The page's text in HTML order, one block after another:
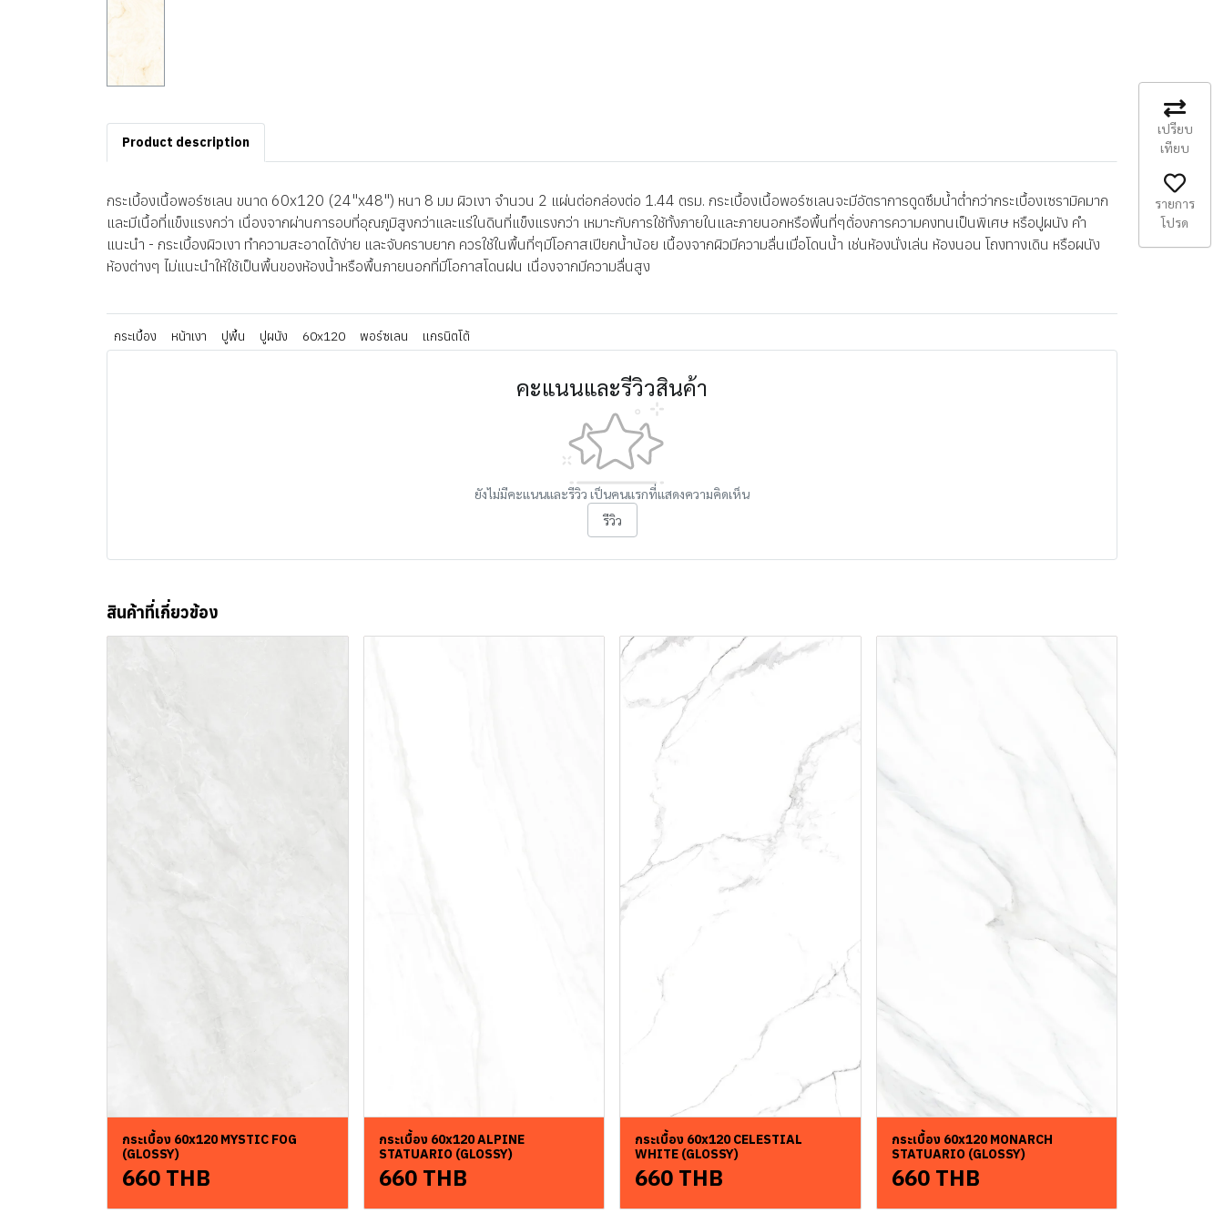
Product description
กระเบื้องเนื้อพอร์ซเลน ขนาด 60x120 (24"x48") หนา 8 มม ผิวเงา จำนวน 2 แผ่นต่อกล่องต่อ 1.44 ตรม. กระเบื้องเนื้อพอร์ซเลนจะมีอัตราการดูดซึมน้ำต่ำกว่ากระเบื้องเซรามิคมาก
และมีเนื้อที่แข็งแรงกว่า เนื่องจากผ่านการอบที่อุณภูมิสูงกว่าและแร่ในดินที่แข็งแรงกว่า เหมาะกับการใช้ทั้งภายในและภายนอกหรือพื้นที่ๆต้่องการความคงทนเป็นพิเศษ หรือปูผนัง คำ
แนะนำ - กระเบื้องผิวเงา ทำความสะอาดได้ง่าย และจับคราบยาก ควรใช้ในพื้นที่ๆมีโอกาสเปียกน้ำน้อย เนื้องจากผิวมีความลื่นเมื่อโดนน้ำ เช่นห้องนั่งเล่น ห้องนอน โถงทางเดิน หรือผนัง
ห้องต่างๆ ไม่แนะนำให้ใช้เป็นพื้นของห้องน้ำหรือพื้นภายนอกที่มีโอกาสโดนฝน เนื่องจากมีความลื่นสูง
กระเบื้อง หน้าเงา ปูพื้น ปูผนัง 60x120 พอร์ซเลน แกรนิตโต้
คะแนนและรีวิวสินค้า
ยังไม่มีคะแนนและรีวิว เป็นคนแรกที่แสดงความคิดเห็น
รีวิว
สินค้าที่เกี่ยวข้อง
กระเบื้อง 60x120 MYSTIC FOG
(GLOSSY)
660 THB
กระเบื้อง 60x120 ALPINE
STATUARIO (GLOSSY)
660 THB
กระเบื้อง 60x120 CELESTIAL
WHITE (GLOSSY)
660 THB
กระเบื้อง 60x120 MONARCH
STATUARIO (GLOSSY)
660 THB
เปรียบ
เทียบ
รายการ
โปรด